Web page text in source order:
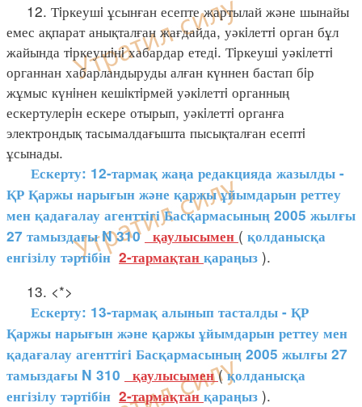
12. Тiркеушi ұсынған есепте жартылай және шынайы
емес ақпарат анықталған жағдайда, уәкiлеттi орган бұл
жайында тiркеушiнi хабардар етедi. Тiркеушi уәкiлеттi
органнан хабарландыруды алған күннен бастап бiр
жұмыс күнiнен кешiктiрмей уәкiлеттi органның
ескертулерiн ескере отырып, уәкiлеттi органға
электрондық тасымалдағышта пысықталған есептi
ұсынады.
Ескерту: 12-тармақ жаңа редакцияда жазылды -
ҚР Қаржы нарығын және қаржы ұйымдарын реттеу
мен қадағалау агенттігі Басқармасының 2005 жылғы
27 тамыздағы N 310 қаулысымен ( қолданысқа
енгізілу тәртібін 2-тармақтан қараңыз ).
13. <*>
Ескерту: 13-тармақ алынып тасталды - ҚР
Қаржы нарығын және қаржы ұйымдарын реттеу мен
қадағалау агенттігі Басқармасының 2005 жылғы 27
тамыздағы N 310
қаулысымен(қолданысқа
енгізілу тәртібін 2-тармақтанқараңыз ).